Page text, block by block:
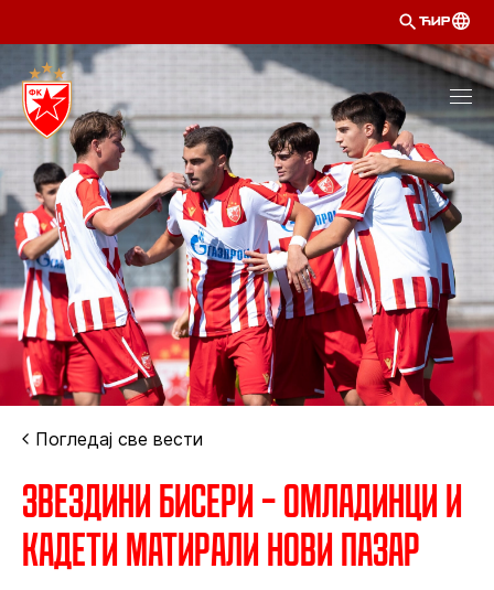
ЋИР
Погледај све вести
Звездини бисери – Омладинци и
кадети матирали Нови Пазар